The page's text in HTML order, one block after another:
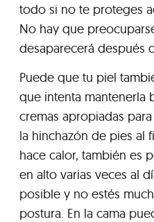
todo si no te proteges
No hay que
desaparecerá después
Puede que tu piel
que intenta mantenerla
cremas apropiadas
la hinchazón de pies al
hace calor, también es
en alto varias veces al
posible y no estés
postura. En la cama